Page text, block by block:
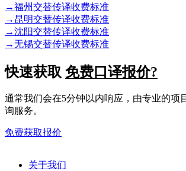
→福州交替传译收费标准
→ 昆明交替传译收费标准
→沈阳交替传译收费标准
→无锡交替传译收费标准
快速获取 免费口译报价?
通常我们会在5分钟以内响应，由专业的项
询服务。
免费获取报价
关于我们